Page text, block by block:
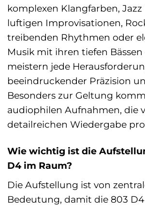
komplexen Klangfarben,
luftigen Improvisationen,
treibenden Rhythmen oder
Musik mit ihren tiefen
meistern jede
beeindruckender Präzision
Besonders zur Geltung
audiophilen Aufnahmen, die
detailreichen Wiedergabe
Wie wichtig ist die
D4 im Raum?
Die Aufstellung ist von
Bedeutung, damit die 803